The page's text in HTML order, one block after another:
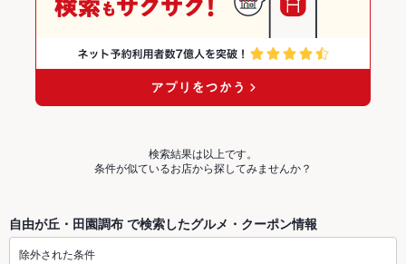
検索結果は以上です。
条件が似ているお店から探してみませんか？
自由が丘・田園調布 で検索したグルメ・クーポン情報
除外された条件